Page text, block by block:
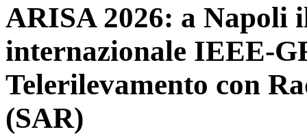
ARISA 2026: a Napoli
internazionale IEEE-
Telerilevamento con
(SAR)